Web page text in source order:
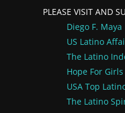
PLEASE VISIT AND
Diego F. Maya
US Latino
The Latino
Hope For Girls
USA Top
The Latino